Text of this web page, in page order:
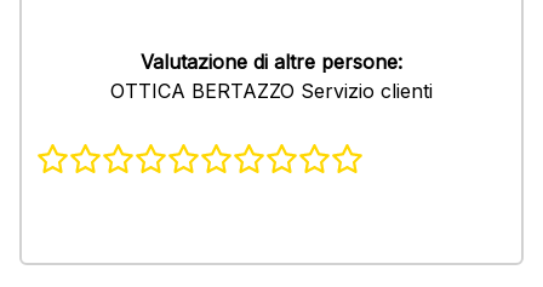
Valutazione di altre persone:
OTTICA BERTAZZO Servizio clienti